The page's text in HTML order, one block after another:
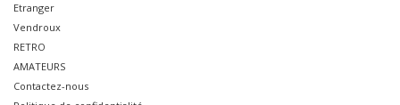
Etranger
Vendroux
RETRO
AMATEURS
Contactez-nous